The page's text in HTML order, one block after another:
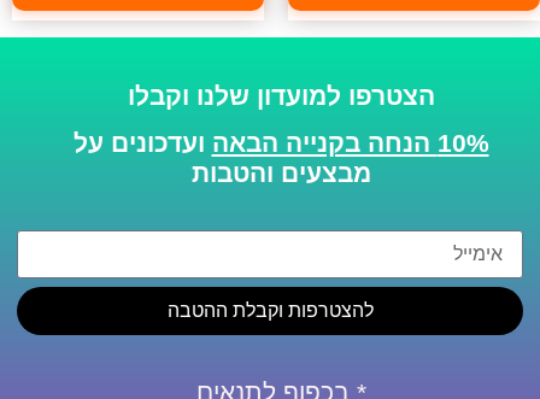
הצטרפו למועדון שלנו וקבלו
10% הנחה בקנייה הבאה
ועדכונים על
מבצעים והטבות
להצטרפות וקבלת ההטבה
* בכפוף לתנאים